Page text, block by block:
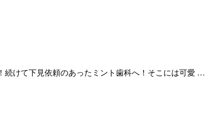
続けて下見依頼のあったミント歯科へ！そこには可愛 …